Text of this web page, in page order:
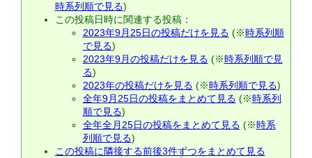
時系列順で見る)
この投稿日時に関連する投稿：
2023年9月25日の投稿だけを見る (※時系列順
で見る)
2023年9月の投稿だけを見る (※時系列順で見
る)
2023年の投稿だけを見る (※時系列順で見る)
全年9月25日の投稿をまとめて見る (※時系列
順で見る)
全年全月25日の投稿をまとめて見る (※時系
列順で見る)
この投稿に隣接する前後3件ずつをまとめて見る